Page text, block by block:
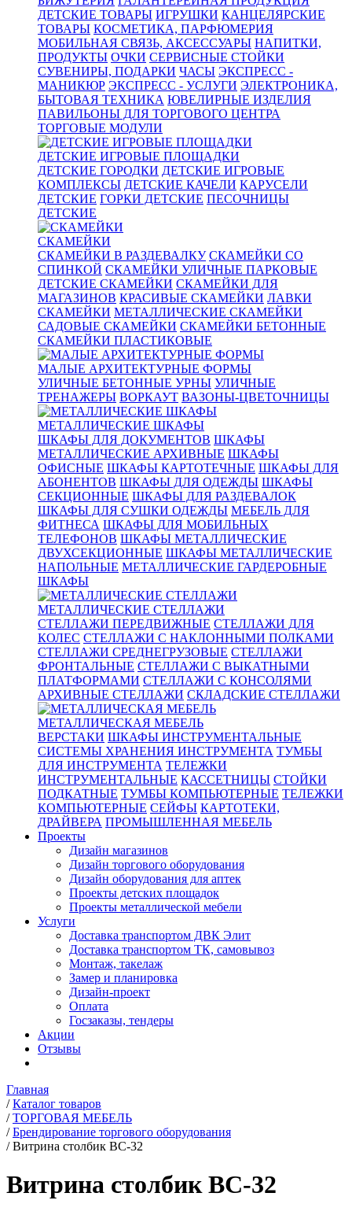
ДЕТСКИЕ ТОВАРЫ ИГРУШКИ КАНЦЕЛЯРСКИЕ
ТОВАРЫ КОСМЕТИКА, ПАРФЮМЕРИЯ
МОБИЛЬНАЯ СВЯЗЬ, АКСЕССУАРЫ НАПИТКИ,
ПРОДУКТЫ ОЧКИ СЕРВИСНЫЕ СТОЙКИ
СУВЕНИРЫ, ПОДАРКИ ЧАСЫ ЭКСПРЕСС -
МАНИКЮР ЭКСПРЕСС - УСЛУГИ ЭЛЕКТРОНИКА,
БЫТОВАЯ ТЕХНИКА ЮВЕЛИРНЫЕ ИЗДЕЛИЯ
ПАВИЛЬОНЫ ДЛЯ ТОРГОВОГО ЦЕНТРА
ТОРГОВЫЕ МОДУЛИ
ДЕТСКИЕ ИГРОВЫЕ ПЛОЩАДКИ
ДЕТСКИЕ ГОРОДКИ ДЕТСКИЕ ИГРОВЫЕ
КОМПЛЕКСЫ ДЕТСКИЕ КАЧЕЛИ КАРУСЕЛИ
ДЕТСКИЕ ГОРКИ ДЕТСКИЕ ПЕСОЧНИЦЫ
ДЕТСКИЕ
СКАМЕЙКИ
СКАМЕЙКИ В РАЗДЕВАЛКУ СКАМЕЙКИ СО
СПИНКОЙ СКАМЕЙКИ УЛИЧНЫЕ ПАРКОВЫЕ
ДЕТСКИЕ СКАМЕЙКИ СКАМЕЙКИ ДЛЯ
МАГАЗИНОВ КРАСИВЫЕ СКАМЕЙКИ ЛАВКИ
СКАМЕЙКИ МЕТАЛЛИЧЕСКИЕ СКАМЕЙКИ
САДОВЫЕ СКАМЕЙКИ СКАМЕЙКИ БЕТОННЫЕ
СКАМЕЙКИ ПЛАСТИКОВЫЕ
МАЛЫЕ АРХИТЕКТУРНЫЕ ФОРМЫ
УЛИЧНЫЕ БЕТОННЫЕ УРНЫ УЛИЧНЫЕ
ТРЕНАЖЕРЫ ВОРКАУТ ВАЗОНЫ-ЦВЕТОЧНИЦЫ
МЕТАЛЛИЧЕСКИЕ ШКАФЫ
ШКАФЫ ДЛЯ ДОКУМЕНТОВ ШКАФЫ
МЕТАЛЛИЧЕСКИЕ АРХИВНЫЕ ШКАФЫ
ОФИСНЫЕ ШКАФЫ КАРТОТЕЧНЫЕ ШКАФЫ ДЛЯ
АБОНЕНТОВ ШКАФЫ ДЛЯ ОДЕЖДЫ ШКАФЫ
СЕКЦИОННЫЕ ШКАФЫ ДЛЯ РАЗДЕВАЛОК
ШКАФЫ ДЛЯ СУШКИ ОДЕЖДЫ МЕБЕЛЬ ДЛЯ
ФИТНЕСА ШКАФЫ ДЛЯ МОБИЛЬНЫХ
ТЕЛЕФОНОВ ШКАФЫ МЕТАЛЛИЧЕСКИЕ
ДВУХСЕКЦИОННЫЕ ШКАФЫ МЕТАЛЛИЧЕСКИЕ
НАПОЛЬНЫЕ МЕТАЛЛИЧЕСКИЕ ГАРДЕРОБНЫЕ
ШКАФЫ
МЕТАЛЛИЧЕСКИЕ СТЕЛЛАЖИ
СТЕЛЛАЖИ ПЕРЕДВИЖНЫЕ СТЕЛЛАЖИ ДЛЯ
КОЛЕС СТЕЛЛАЖИ С НАКЛОННЫМИ ПОЛКАМИ
СТЕЛЛАЖИ СРЕДНЕГРУЗОВЫЕ СТЕЛЛАЖИ
ФРОНТАЛЬНЫЕ СТЕЛЛАЖИ С ВЫКАТНЫМИ
ПЛАТФОРМАМИ СТЕЛЛАЖИ С КОНСОЛЯМИ
АРХИВНЫЕ СТЕЛЛАЖИ СКЛАДСКИЕ СТЕЛЛАЖИ
МЕТАЛЛИЧЕСКАЯ МЕБЕЛЬ
ВЕРСТАКИ ШКАФЫ ИНСТРУМЕНТАЛЬНЫЕ
СИСТЕМЫ ХРАНЕНИЯ ИНСТРУМЕНТА ТУМБЫ
ДЛЯ ИНСТРУМЕНТА ТЕЛЕЖКИ
ИНСТРУМЕНТАЛЬНЫЕ КАССЕТНИЦЫ СТОЙКИ
ПОДКАТНЫЕ ТУМБЫ КОМПЬЮТЕРНЫЕ ТЕЛЕЖКИ
КОМПЬЮТЕРНЫЕ СЕЙФЫ КАРТОТЕКИ,
ДРАЙВЕРА ПРОМЫШЛЕННАЯ МЕБЕЛЬ
Проекты
Дизайн магазинов
Дизайн торгового оборудования
Дизайн оборудования для аптек
Проекты детских площадок
Проекты металлической мебели
Услуги
Доставка транспортом ДВК Элит
Доставка транспортом ТК, самовывоз
Монтаж, такелаж
Замер и планировка
Дизайн-проект
Оплата
Госзаказы, тендеры
Акции
Отзывы
Главная
/ Каталог товаров
/ ТОРГОВАЯ МЕБЕЛЬ
/ Брендирование торгового оборудования
/ Витрина столбик ВС-32
Витрина столбик ВС-32